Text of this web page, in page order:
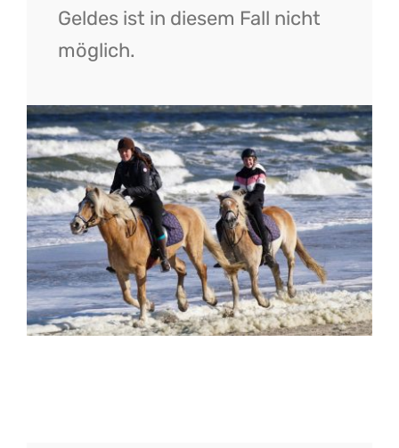
Geldes ist in diesem Fall nicht
möglich.